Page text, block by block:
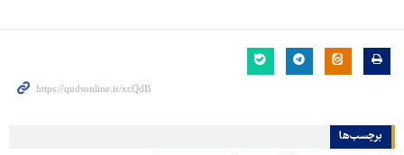
برچسب‌ها